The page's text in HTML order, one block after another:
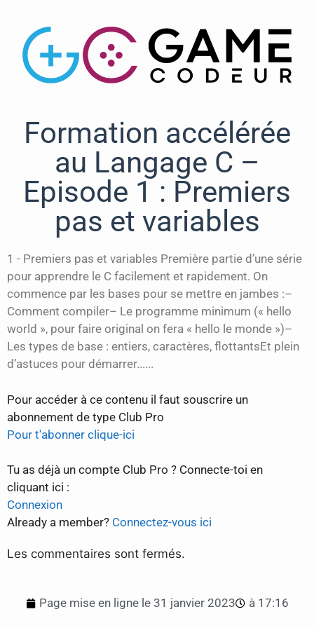
Formation accélérée
au Langage C –
Episode 1 : Premiers
pas et variables
1 - Premiers pas et variables Première partie d’une série
pour apprendre le C facilement et rapidement. On
commence par les bases pour se mettre en jambes :–
Comment compiler– Le programme minimum (« hello
world », pour faire original on fera « hello le monde »)–
Les types de base : entiers, caractères, flottantsEt plein
d’astuces pour démarrer......
Pour accéder à ce contenu il faut souscrire un
abonnement de type Club Pro
Pour t'abonner clique-ici
Tu as déjà un compte Club Pro ? Connecte-toi en
cliquant ici :
Connexion
Already a member? Connectez-vous ici
Les commentaires sont fermés.
Page mise en ligne le 31 janvier 2023 à 17:16